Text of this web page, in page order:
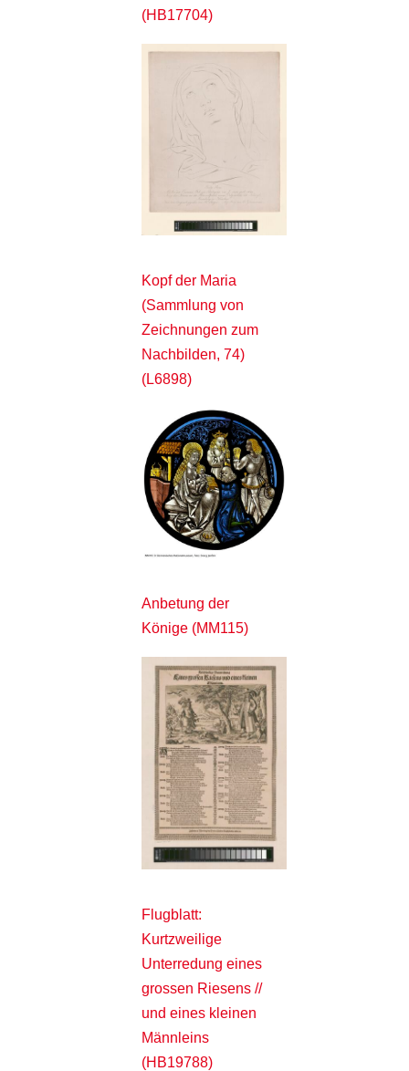
(HB17704)
Kopf der Maria
(Sammlung von
Zeichnungen zum
Nachbilden, 74)
(L6898)
Anbetung der
Könige (MM115)
Flugblatt:
Kurtzweilige
Unterredung eines
grossen Riesens //
und eines kleinen
Männleins
(HB19788)